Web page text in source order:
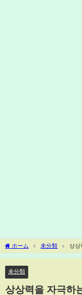
ホーム 未分類
상상
#shorts
未分類
상상력을 자극하